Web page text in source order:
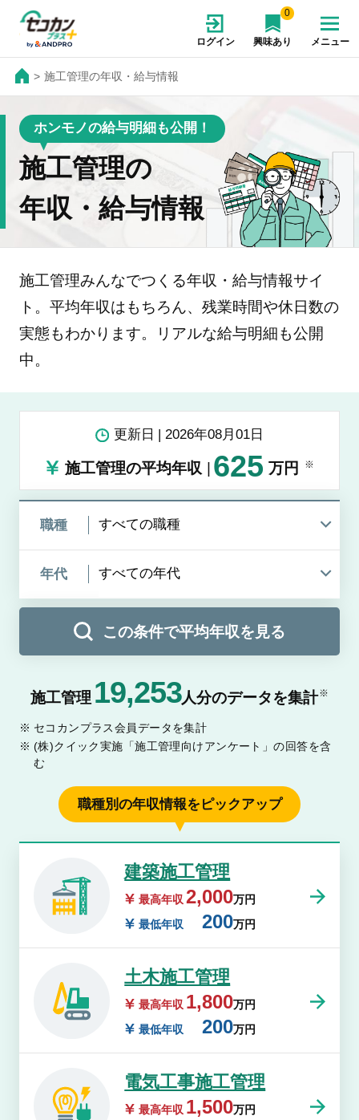
ログイン
0
興味あり メニュー
施工管理の年収・給与情報
ホンモノの給与明細も公開！
施工管理の
年収・給与情報
施工管理みんなでつくる年収・給与情報サイ
ト。平均年収はもちろん、残業時間や休日数の
実態もわかります。リアルな給与明細も公開
中。
更新日 2026年08月01日
施工管理の平均年収 625 万円
職種
年代
この条件で平均年収を見る
施工管理 19,253人分のデータを集計※
セコカンプラス会員データを集計
(株)クイック実施「施工管理向けアンケート」の回答を含
む
職種別の年収情報をピックアップ
建築施工管理
最高年収 2,000万円
最低年収
200万円
土木施工管理
最高年収 1,800万円
最低年収
200万円
電気工事施工管理
最高年収 1,500万円